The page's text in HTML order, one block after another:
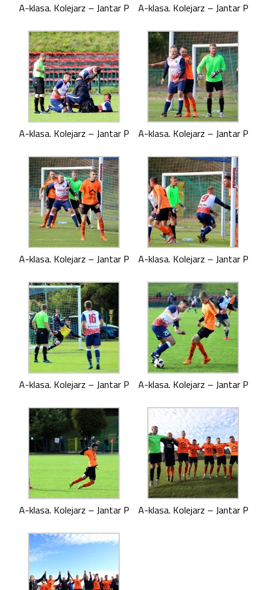
A-klasa. Kolejarz – Jantar P A-klasa. Kolejarz – Jantar P
A-klasa. Kolejarz – Jantar P A-klasa. Kolejarz – Jantar P
A-klasa. Kolejarz – Jantar P A-klasa. Kolejarz – Jantar P
A-klasa. Kolejarz – Jantar P A-klasa. Kolejarz – Jantar P
A-klasa. Kolejarz – Jantar P A-klasa. Kolejarz – Jantar P